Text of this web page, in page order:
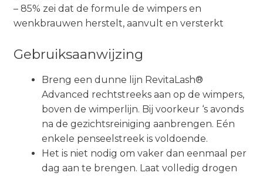
– 85% zei dat de formule de wimpers en
wenkbrauwen herstelt, aanvult en versterkt
Gebruiksaanwijzing
Breng een dunne lijn RevitaLash®
Advanced rechtstreeks aan op de wimpers,
boven de wimperlijn. Bij voorkeur ‘s avonds
na de gezichtsreiniging aanbrengen. Eén
enkele penseelstreek is voldoende.
Het is niet nodig om vaker dan eenmaal per
dag aan te brengen. Laat volledig drogen